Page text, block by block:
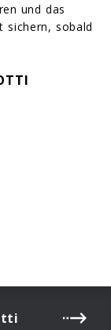
und das
sichern, sobald